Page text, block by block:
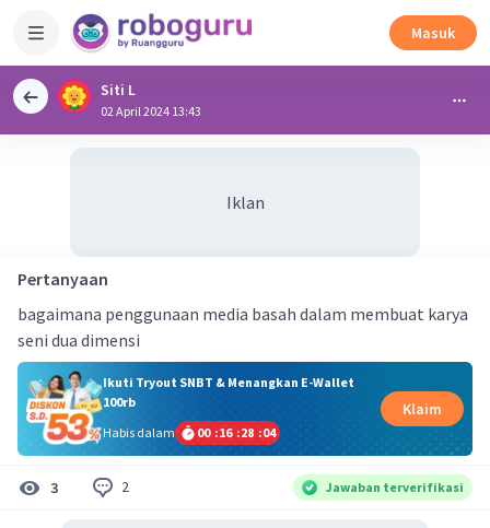
Masuk
Siti L
02 April 2024 13:43
Iklan
Pertanyaan
bagaimana penggunaan media basah dalam membuat karya
seni dua dimensi
Ikuti Tryout SNBT & Menangkan E-Wallet
100rb
Habis dalam
00 :16 :28 :04
Klaim
3 2 Jawaban terverifikasi